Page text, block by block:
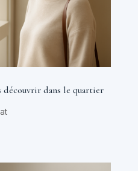
découvrir dans le quartier